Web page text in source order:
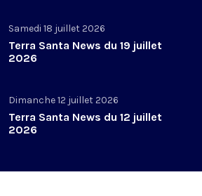
Samedi 18 juillet 2026
Terra Santa News du 19 juillet
2026
Dimanche 12 juillet 2026
Terra Santa News du 12 juillet
2026